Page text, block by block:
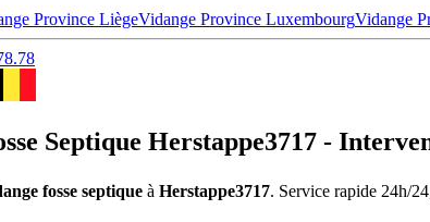
Province LiègeVidange Province LuxembourgVidange
Septique Herstappe3717 -
fosse septique à Herstappe3717. Service rapide 24h/